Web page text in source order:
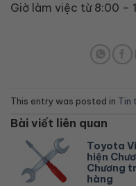
Giờ làm việc từ 8:00 –
This entry was posted in Tin
Bài viết liên quan
Toyota
hiện
Chương
hàng